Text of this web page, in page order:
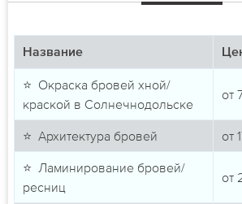
Название
⭐ Окраска бровей хной/
краской в Солнечнодольске
от
⭐ Архитектура бровей от
⭐ Ламинирование бровей/
ресниц
от